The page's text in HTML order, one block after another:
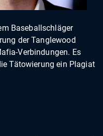
Baseballschläger
der Tanglewood
Verbindungen. Es
Tätowierung ein Plagiat